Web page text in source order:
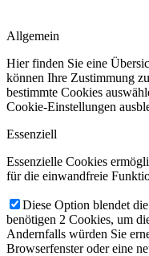
Allgemein
Hier finden Sie eine
können Ihre Zustimmung
bestimmte Cookies
Cookie-Einstellungen
Essenziell
Essenzielle Cookies
für die einwandfreie
Diese Option blendet
benötigen 2 Cookies, um
Andernfalls würden Sie
Browserfenster oder eine